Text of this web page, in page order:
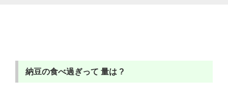
納豆の食べ過ぎって 量は ?